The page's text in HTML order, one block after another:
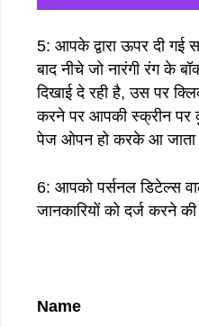
5: आपके द्वारा ऊपर दी गई
बाद नीचे जो नारंगी रंग के
दिखाई दे रही है, उस पर
करने पर आपकी स्क्रीन पर
पेज ओपन हो करके आ जाता
6: आपको पर्सनल डिटेल्स
जानकारियों को दर्ज करने
Name